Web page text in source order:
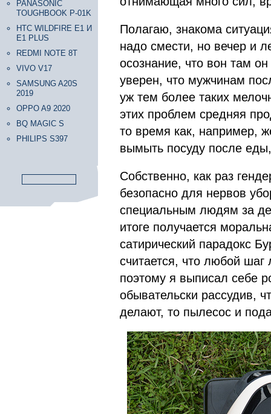
PANASONIC
TOUGHBOOK P-01K
HTC WILDFIRE E1 И
E1 PLUS
REDMI NOTE 8T
VIVO V17
SAMSUNG A20S
2019
OPPO A9 2020
BQ MAGIC S
PHILIPS S397
Полагаю, знакома
надо смести, но вечер и
осознание, что вон там
уверен, что мужчинам
уж тем более таких
этих проблем средняя
то время как, например,
вымыть посуду после
Собственно, как раз
безопасно для нервов
специальным людям за
итоге получается
сатирический парадокс
считается, что любой
поэтому я выписал себе
обывательски рассудив,
делают, то пылесос и